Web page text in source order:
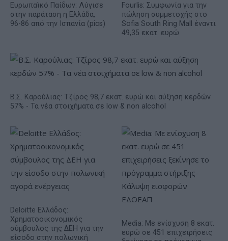
Ευρωπαϊκό Παίδων: Λύγισε
στην παράταση η Ελλάδα,
96-86 από την Ισπανία (pics)
Fourlis: Συμφωνία για την
πώληση συμμετοχής στο
Sofia South Ring Mall έναντι
49,35 εκατ. ευρώ
Β.Σ. Καρούλιας: Τζίρος 98,7 εκατ. ευρώ και αύξηση κερδών
57% - Τα νέα στοιχήματα σε low & non alcohol
Deloitte Ελλάδος:
Χρηματοοικονομικός
σύμβουλος της ΔΕΗ για την
είσοδο στην πολωνική
Media: Με ενίσχυση 8 εκατ.
ευρώ σε 451 επιχειρήσεις